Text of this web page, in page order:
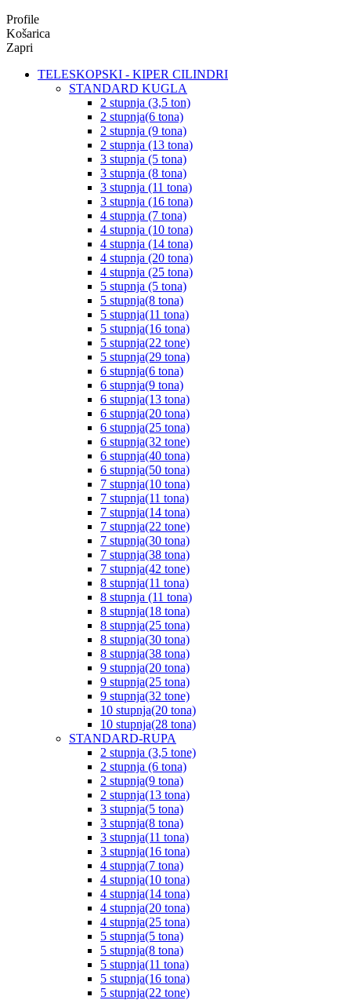
Profile
Košarica
Zapri
TELESKOPSKI - KIPER CILINDRI
STANDARD KUGLA
2 stupnja (3,5 ton)
2 stupnja(6 tona)
2 stupnja (9 tona)
2 stupnja (13 tona)
3 stupnja (5 tona)
3 stupnja (8 tona)
3 stupnja (11 tona)
3 stupnja (16 tona)
4 stupnja (7 tona)
4 stupnja (10 tona)
4 stupnja (14 tona)
4 stupnja (20 tona)
4 stupnja (25 tona)
5 stupnja (5 tona)
5 stupnja(8 tona)
5 stupnja(11 tona)
5 stupnja(16 tona)
5 stupnja(22 tone)
5 stupnja(29 tona)
6 stupnja(6 tona)
6 stupnja(9 tona)
6 stupnja(13 tona)
6 stupnja(20 tona)
6 stupnja(25 tona)
6 stupnja(32 tone)
6 stupnja(40 tona)
6 stupnja(50 tona)
7 stupnja(10 tona)
7 stupnja(11 tona)
7 stupnja(14 tona)
7 stupnja(22 tone)
7 stupnja(30 tona)
7 stupnja(38 tona)
7 stupnja(42 tone)
8 stupnja(11 tona)
8 stupnja (11 tona)
8 stupnja(18 tona)
8 stupnja(25 tona)
8 stupnja(30 tona)
8 stupnja(38 tona)
9 stupnja(20 tona)
9 stupnja(25 tona)
9 stupnja(32 tone)
10 stupnja(20 tona)
10 stupnja(28 tona)
STANDARD-RUPA
2 stupnja (3,5 tone)
2 stupnja (6 tona)
2 stupnja(9 tona)
2 stupnja(13 tona)
3 stupnja(5 tona)
3 stupnja(8 tona)
3 stupnja(11 tona)
3 stupnja(16 tona)
4 stupnja(7 tona)
4 stupnja(10 tona)
4 stupnja(14 tona)
4 stupnja(20 tona)
4 stupnja(25 tona)
5 stupnja(5 tona)
5 stupnja(8 tona)
5 stupnja(11 tona)
5 stupnja(16 tona)
5 stupnja(22 tone)